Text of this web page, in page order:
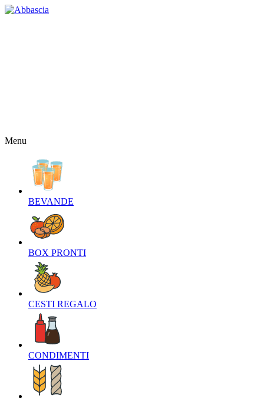
Menu
BEVANDE‎
BOX PRONTI‎
CESTI REGALO‎
CONDIMENTI‎